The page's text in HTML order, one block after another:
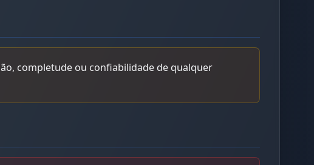
completude ou confiabilidade de qualquer